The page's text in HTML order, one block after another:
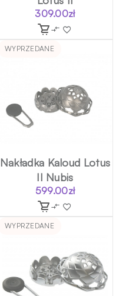
309.00zł
WYPRZEDANE
Nakładka Kaloud Lotus
II Nubis
599.00zł
WYPRZEDANE